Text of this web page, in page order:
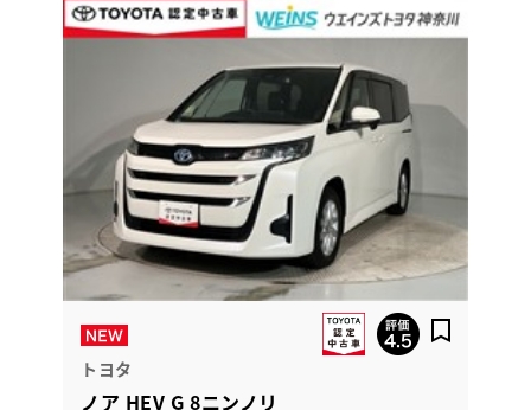
トヨタ
ノア HEV G 8ニンノリ